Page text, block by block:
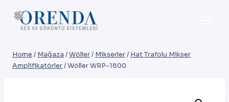
Home / Mağaza /Wöller/ Mikserler/ Hat Trafolu Mikser
Amplifikatörler/Wöller WRP-1800